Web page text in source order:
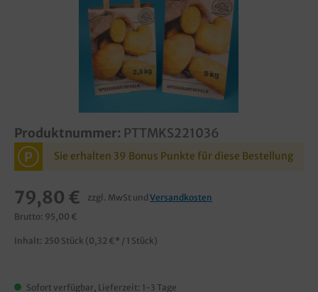
Produktnummer: PTTMKS221036
P Sie erhalten 39 Bonus Punkte für diese Bestellung
79,80 € zzgl. MwSt und Versandkosten
Brutto: 95,00 €
Inhalt: 250 Stück (0,32 €* / 1 Stück)
Sofort verfügbar, Lieferzeit: 1-3 Tage